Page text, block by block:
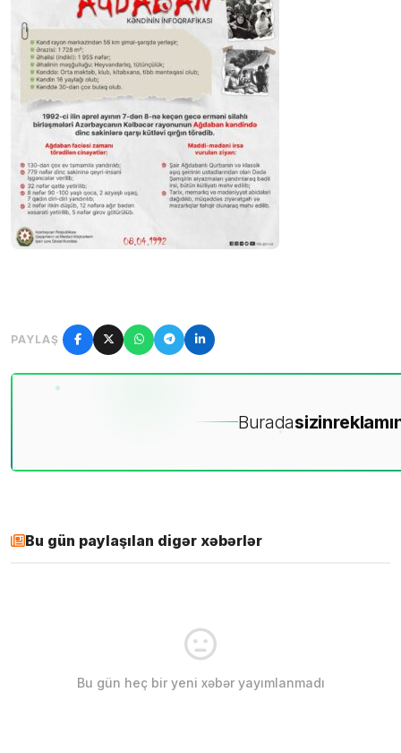
PAYLAŞ
Buradasizin
Bu gün paylaşılan digər xəbərlər
Bu gün heç bir yeni xəbər yayımlanmadı